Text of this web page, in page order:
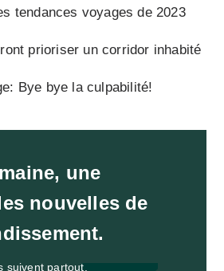
tendances voyages de 2023
prioriser un corridor inhabité
Bye bye la culpabilité!
une
nouvelles de
suivent partout.